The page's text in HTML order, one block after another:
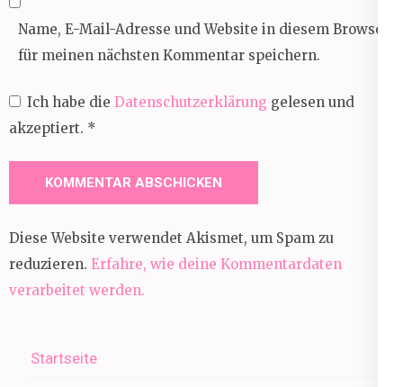
Name, E-Mail-Adresse und Website in diesem Browser
für meinen nächsten Kommentar speichern.
Ich habe die Datenschutzerklärung gelesen und
akzeptiert. *
Diese Website verwendet Akismet, um Spam zu
reduzieren. Erfahre, wie deine Kommentardaten
verarbeitet werden.
Startseite